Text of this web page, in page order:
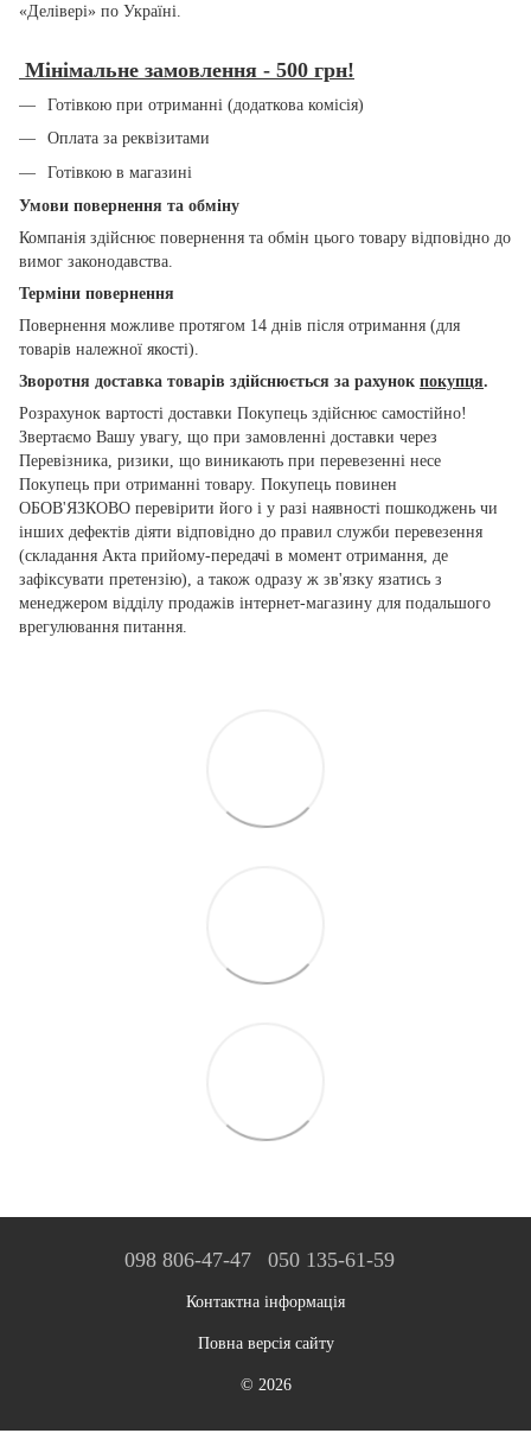
«Делівері» по Україні.
Мінімальне замовлення - 500 грн!
Готівкою при отриманні (додаткова комісія)
Оплата за реквізитами
Готівкою в магазині
Умови повернення та обміну
Компанія здійснює повернення та обмін цього товару відповідно до
вимог законодавства.
Терміни повернення
Повернення можливе протягом 14 днів після отримання (для
товарів належної якості).
Зворотня доставка товарів здійснюється за рахунок покупця.
Розрахунок вартості доставки Покупець здійснює самостійно!
Звертаємо Вашу увагу, що при замовленні доставки через
Перевізника, ризики, що виникають при перевезенні несе
Покупець при отриманні товару. Покупець повинен
ОБОВ'ЯЗКОВО перевірити його і у разі наявності пошкоджень чи
інших дефектів діяти відповідно до правил служби перевезення
(складання Акта прийому-передачі в момент отримання, де
зафіксувати претензію), а також одразу ж зв'язку язатись з
менеджером відділу продажів інтернет-магазину для подальшого
врегулювання питання.
098 806-47-47 050 135-61-59
Контактна інформація
Повна версія сайту
© 2026